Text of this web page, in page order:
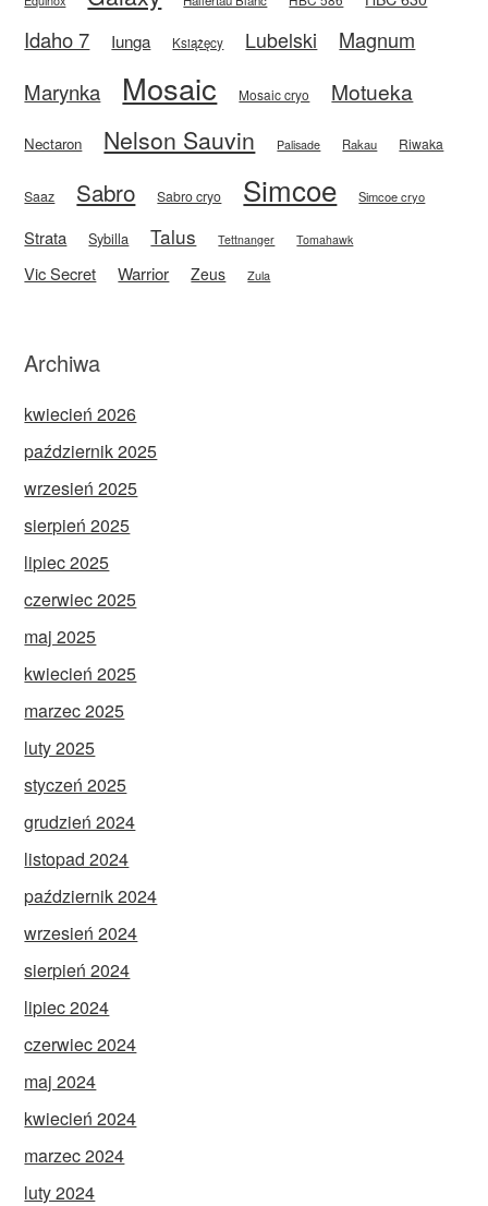
Idaho 7 Iunga Książęcy Lubelski
Magnum
Marynka
Mosaic Mosaic cryo Motueka
Nectaron Nelson Sauvin Palisade Rakau Riwaka
Saaz Sabro Sabro cryo Simcoe Simcoe cryo
Strata Sybilla Talus Tettnanger Tomahawk
Vic Secret Warrior Zeus Zula
Archiwa
kwiecień 2026
październik 2025
wrzesień 2025
sierpień 2025
lipiec 2025
czerwiec 2025
maj 2025
kwiecień 2025
marzec 2025
luty 2025
styczeń 2025
grudzień 2024
listopad 2024
październik 2024
wrzesień 2024
sierpień 2024
lipiec 2024
czerwiec 2024
maj 2024
kwiecień 2024
marzec 2024
luty 2024